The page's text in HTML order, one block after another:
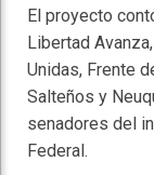
El proyecto
Libertad Avanza,
Unidas, Frente
Salteños y
senadores del
Federal.